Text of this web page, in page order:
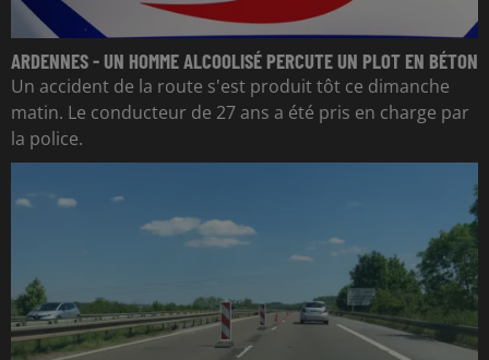
ARDENNES - UN HOMME ALCOOLISÉ PERCUTE UN PLOT EN BÉTON
Un accident de la route s'est produit tôt ce dimanche
matin. Le conducteur de 27 ans a été pris en charge par
la police.